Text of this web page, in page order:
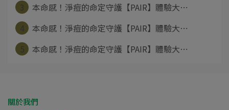
本命感！淨痘的命定守護【PAIR】體驗大⋯
本命感！淨痘的命定守護【PAIR】體驗大⋯
本命感！淨痘的命定守護【PAIR】體驗大⋯
關於我們